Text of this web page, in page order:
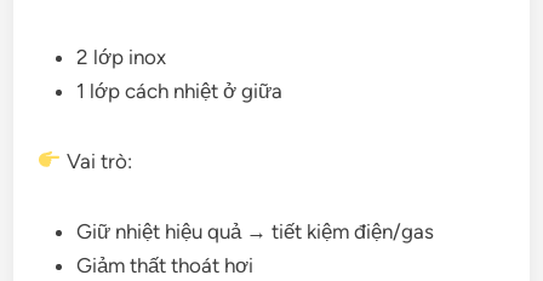
2 lớp inox
1 lớp cách nhiệt ở giữa
Vai trò:
Giữ nhiệt hiệu quả → tiết kiệm điện/gas
Giảm thất thoát hơi